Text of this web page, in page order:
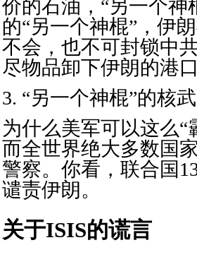
价的石油，“另一个神
的“另一个神棍”，伊
不会，也不可封锁中
尽物品卸下伊朗的港
3. “另一个神棍”的核
为什么美军可以这么
而全世界绝大多数国
警察。你看，联合国
谴责伊朗。
关于ISIS的谎言